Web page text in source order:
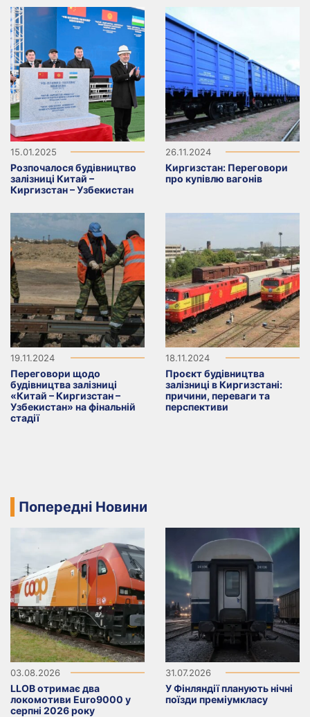
15.01.2025
Розпочалося будівництво
залізниці Китай –
Киргизстан – Узбекистан
26.11.2024
Киргизстан: Переговори
про купiвлю вагонiв
19.11.2024
Переговори щодо
будівництва залізниці
«Китай – Киргизстан –
Узбекистан» на фінальній
стадії
18.11.2024
Проєкт будівництва
залізниці в Киргизстані:
причини, переваги та
перспективи
Попередні Новини
03.08.2026
LLOB отримає два
локомотиви Euro9000 у
серпні 2026 року
31.07.2026
У Фінляндії планують нічні
поїзди преміумкласу